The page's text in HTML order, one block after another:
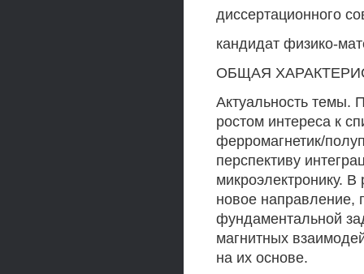
диссертационного
кандидат физико-
ОБЩАЯ
Актуальность темы.
ростом интереса к
ферромагнетик/
перспективу
микроэлектронику. В
новое направление,
фундаментальной
магнитных
на их основе.